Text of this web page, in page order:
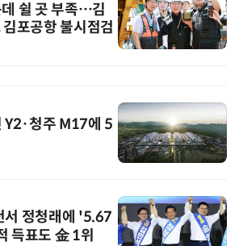
쉴 곳 부족…김
포공항 불시점검
Y2·청주 M17에 5
서 정청래에 '5.67
득표도 金 1위